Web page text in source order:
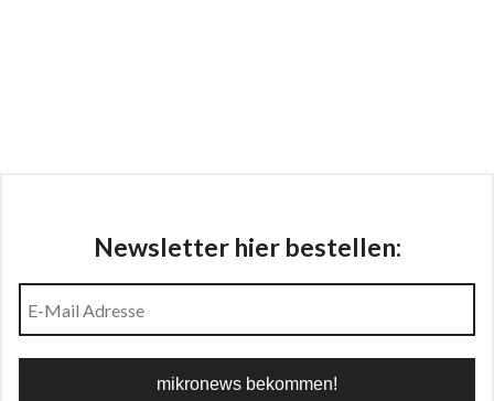
Newsletter hier bestellen: